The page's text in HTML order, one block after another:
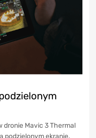
dronie Mavic 3 Thermal
podzielonym ekranie.